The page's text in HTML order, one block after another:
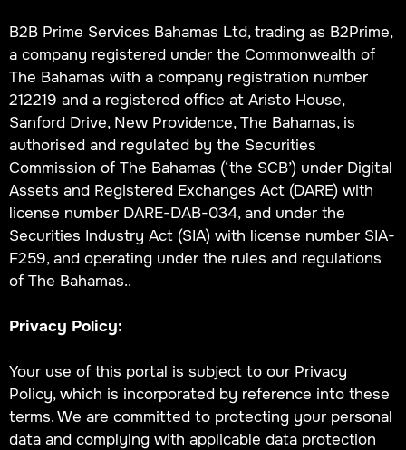
B2B Prime Services Bahamas Ltd, trading as B2Prime,
a company registered under the Commonwealth of
The Bahamas with a company registration number
212219 and a registered office at Aristo House,
Sanford Drive, New Providence, The Bahamas, is
authorised and regulated by the Securities
Commission of The Bahamas (‘the SCB’) under Digital
Assets and Registered Exchanges Act (DARE) with
license number DARE-DAB-034, and under the
Securities Industry Act (SIA) with license number SIA-
F259, and operating under the rules and regulations
of The Bahamas..
Privacy Policy:
Your use of this portal is subject to our Privacy
Policy, which is incorporated by reference into these
terms. We are committed to protecting your personal
data and complying with applicable data protection